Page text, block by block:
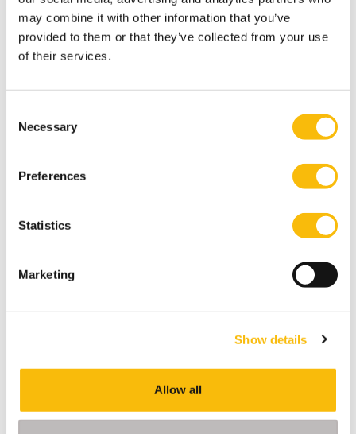
may combine it with other information that you’ve
provided to them or that they’ve collected from your use
of their services.
Selection
Necessary
Preferences
Statistics
Marketing
Show details
Allow all
Gerelateerde opleidingen
Disruption, Innovation and Governance
Taal:
Locatie:
Breukelen